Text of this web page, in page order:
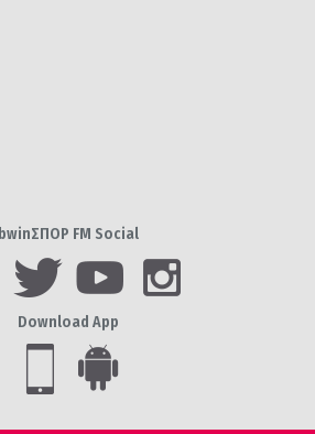
bwinΣΠΟΡ FM Social
Download App